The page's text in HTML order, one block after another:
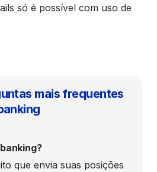
só é possível com uso de
mais frequentes
que envia suas posições